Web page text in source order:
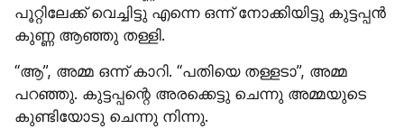
പൂറ്റിലേക്ക് വെച്ചിട്ടു എന്നെ ഒന്ന് നോക്കിയിട്ടു കുട്ടപ്പൻ
കുണ്ണ ആഞ്ഞു തള്ളി.
“ആ”, അമ്മ ഒന്ന് കാറി. “പതിയെ തള്ളടാ”, അമ്മ
പറഞ്ഞു. കുട്ടപ്പന്റെ അരക്കെട്ടു ചെന്നു അമ്മയുടെ
കുണ്ടിയോടു ചെന്നു നിന്നു.